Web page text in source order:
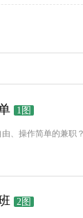
1图
、操作简单的兼职
2图